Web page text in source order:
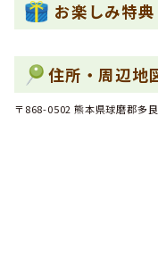
九州・沖縄で女性の専
りました！
九州・沖縄で女性のそ
した！
九州・沖縄でその他に人
お楽しみ特典
住所・周辺地
〒868-0502 熊本県球磨郡多